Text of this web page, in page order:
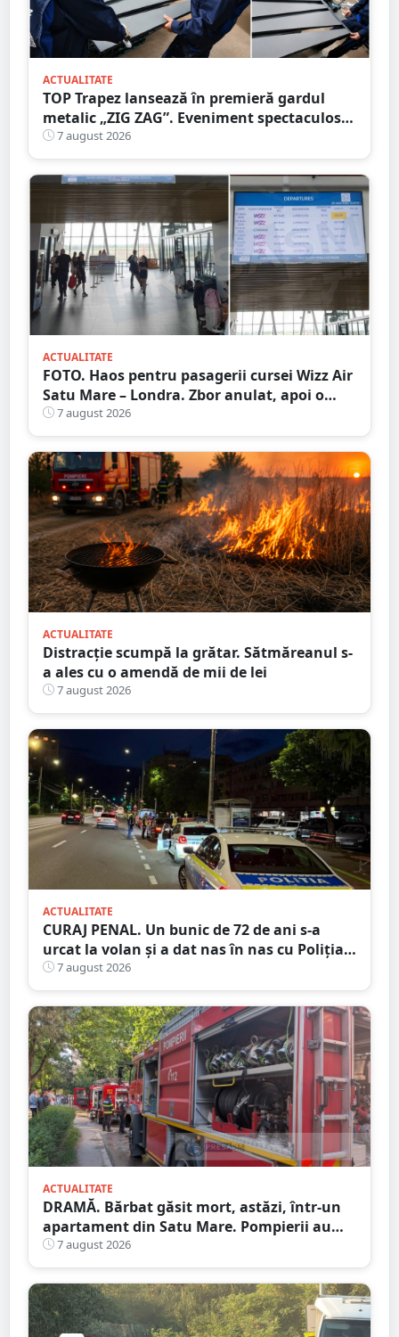
ACTUALITATE
TOP Trapez lansează în premieră gardul
metalic „ZIG ZAG”. Eveniment spectaculos
în Grădina Romei
7 august 2026
ACTUALITATE
FOTO. Haos pentru pasagerii cursei Wizz Air
Satu Mare – Londra. Zbor anulat, apoi o
nouă întârziere. Fără explicații clare
7 august 2026
ACTUALITATE
Distracție scumpă la grătar. Sătmăreanul s-
a ales cu o amendă de mii de lei
7 august 2026
ACTUALITATE
CURAJ PENAL. Un bunic de 72 de ani s-a
urcat la volan și a dat nas în nas cu Poliția
Satu Mare
7 august 2026
ACTUALITATE
DRAMĂ. Bărbat găsit mort, astăzi, într-un
apartament din Satu Mare. Pompierii au
spart ușa
7 august 2026